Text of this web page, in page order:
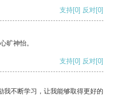
支持[0] 反对[0]
旷神怡。
支持[0] 反对[0]
我不断学习，让我能够取得更好的